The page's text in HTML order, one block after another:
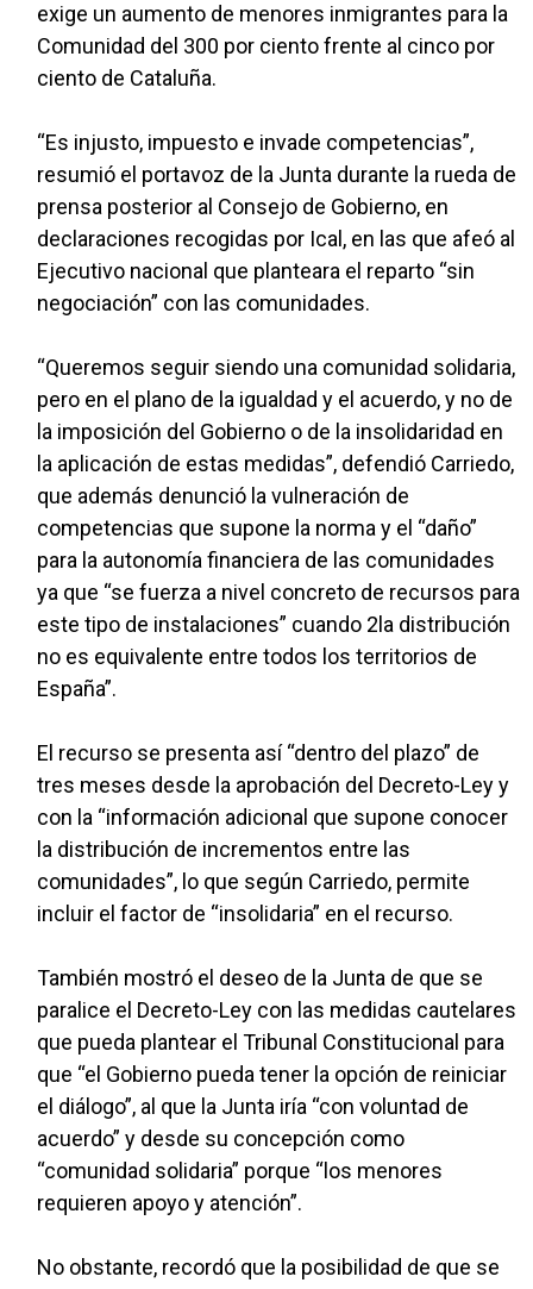
exige un aumento de menores inmigrantes para la
Comunidad del 300 por ciento frente al cinco por
ciento de Cataluña.
“Es injusto, impuesto e invade competencias”,
resumió el portavoz de la Junta durante la rueda de
prensa posterior al Consejo de Gobierno, en
declaraciones recogidas por Ical, en las que afeó al
Ejecutivo nacional que planteara el reparto “sin
negociación” con las comunidades.
“Queremos seguir siendo una comunidad solidaria,
pero en el plano de la igualdad y el acuerdo, y no de
la imposición del Gobierno o de la insolidaridad en
la aplicación de estas medidas”, defendió Carriedo,
que además denunció la vulneración de
competencias que supone la norma y el “daño”
para la autonomía financiera de las comunidades
ya que “se fuerza a nivel concreto de recursos para
este tipo de instalaciones” cuando 2la distribución
no es equivalente entre todos los territorios de
España”.
El recurso se presenta así “dentro del plazo” de
tres meses desde la aprobación del Decreto-Ley y
con la “información adicional que supone conocer
la distribución de incrementos entre las
comunidades”, lo que según Carriedo, permite
incluir el factor de “insolidaria” en el recurso.
También mostró el deseo de la Junta de que se
paralice el Decreto-Ley con las medidas cautelares
que pueda plantear el Tribunal Constitucional para
que “el Gobierno pueda tener la opción de reiniciar
el diálogo”, al que la Junta iría “con voluntad de
acuerdo” y desde su concepción como
“comunidad solidaria” porque “los menores
requieren apoyo y atención”.
No obstante, recordó que la posibilidad de que se